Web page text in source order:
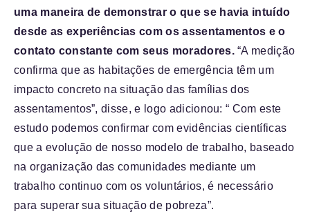
uma maneira de demonstrar o que se havia intuído
desde as experiências com os assentamentos e o
contato constante com seus moradores.“A medição
confirma que as habitações de emergência têm um
impacto concreto na situação das famílias dos
assentamentos”, disse, e logo adicionou: “ Com este
estudo podemos confirmar com evidências científicas
que a evolução de nosso modelo de trabalho, baseado
na organização das comunidades mediante um
trabalho continuo com os voluntários, é necessário
para superar sua situação de pobreza”.